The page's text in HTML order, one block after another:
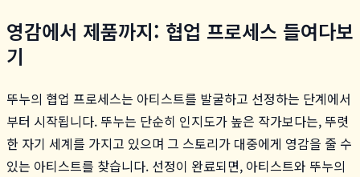
영감에서 제품까지: 협업 프로세스 들여다보
기
뚜누의 협업 프로세스는 아티스트를 발굴하고 선정하는 단계에서
부터 시작됩니다. 뚜누는 단순히 인지도가 높은 작가보다는, 뚜렷
한 자기 세계를 가지고 있으며 그 스토리가 대중에게 영감을 줄 수
있는 아티스트를 찾습니다. 선정이 완료되면, 아티스트와 뚜누의